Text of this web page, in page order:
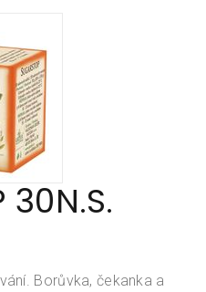
30N.S.
Borůvka, čekanka a